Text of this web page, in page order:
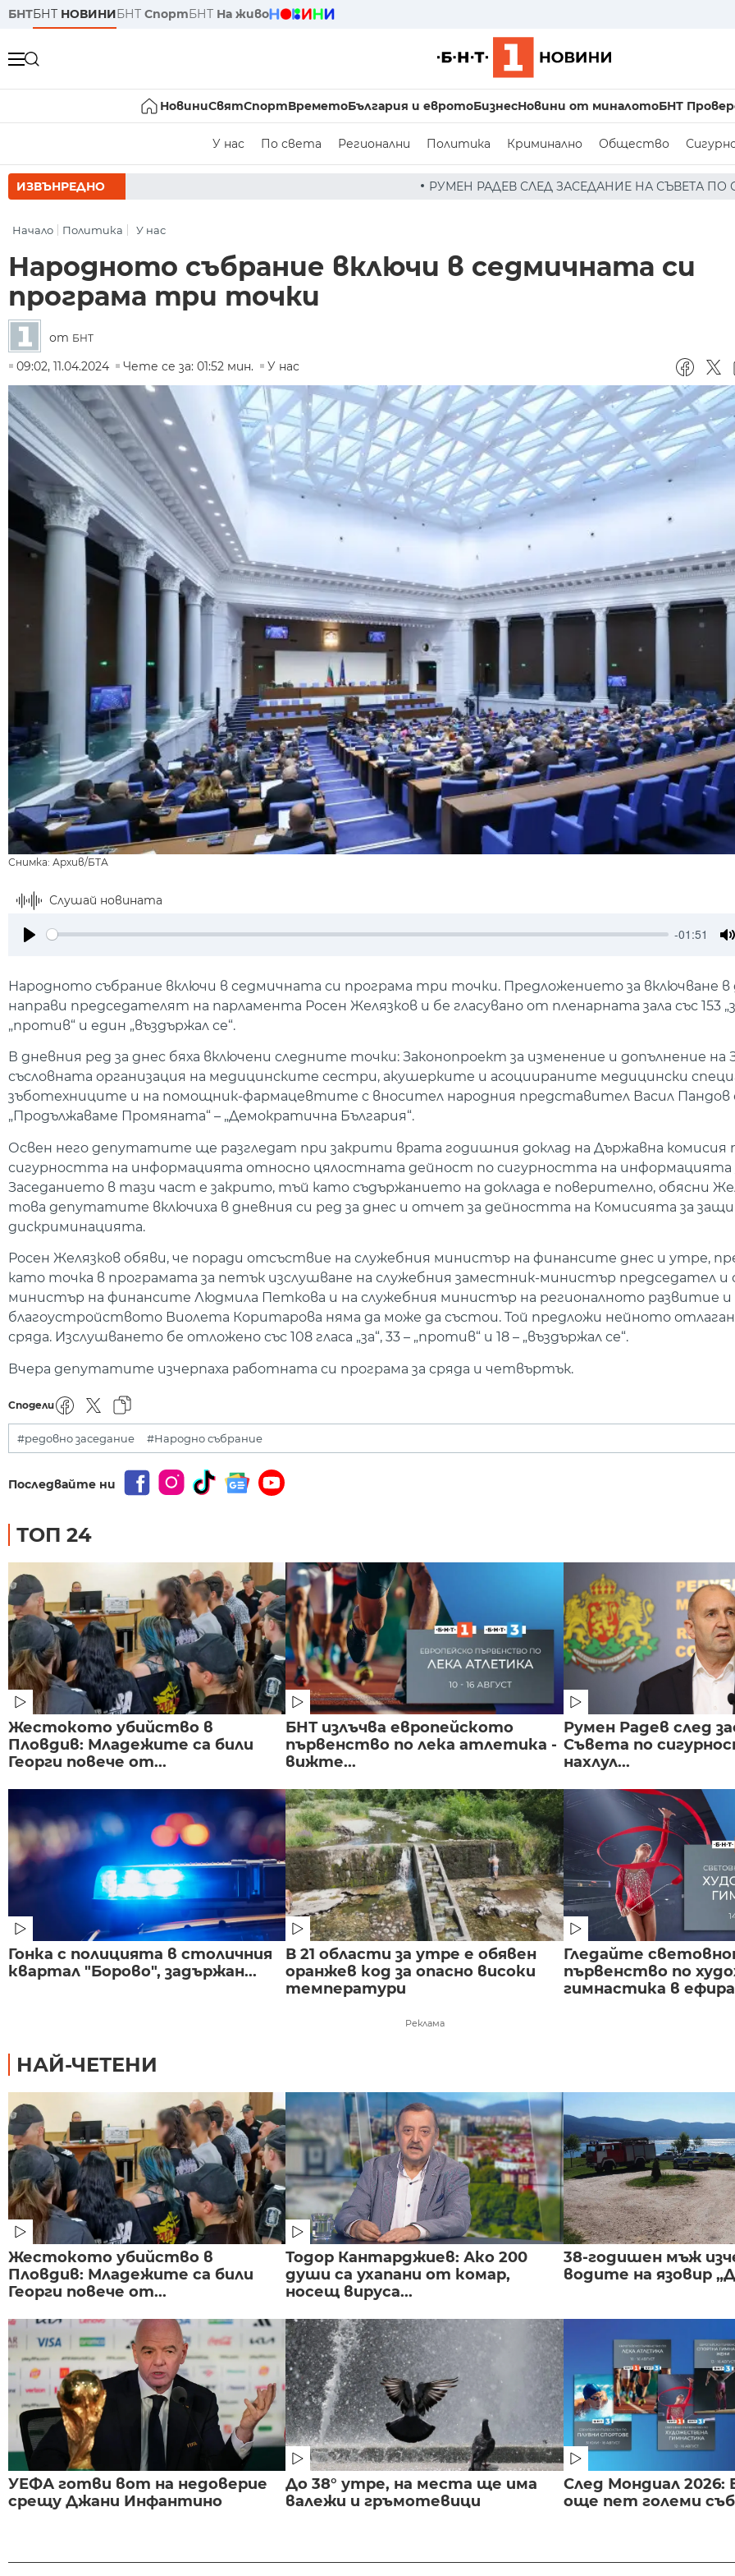
БНТБНТ НОВИНИБНТ СпортБНТ На живо
НовиниСвятСпортВреметоБългария и евротоБизнесНовини от миналотоБНТ
У нас По света Регионални Политика Криминално Общество
ИЗВЪНРЕДНО РУМЕН РАДЕВ СЛЕД ЗАСЕДАНИЕ НА СЪВЕТА ПО СИГУРНОСТТА: ДРОН
Начало Политика У нас
Народното събрание включи в седмичната си
програма три точки
от БНТ
09:02, 11.04.2024
Чете се за: 01:52 мин. У нас
Снимка: Архив/БТА
Слушай новината
-01:51
Народното събрание включи в седмичната си програма три точки. Предложението за включване в
направи председателят на парламента Росен Желязков и бе гласувано от пленарната зала със 153
„против“ и един „въздържал се“.
В дневния ред за днес бяха включени следните точки: Законопроект за изменение и допълнение на
съсловната организация на медицинските сестри, акушерките и асоциираните медицински
зъботехниците и на помощник-фармацевтите с вносител народния представител Васил
„Продължаваме Промяната“ – „Демократична България“.
Освен него депутатите ще разгледат при закрити врата годишния доклад на Държавна комисия
сигурността на информацията относно цялостната дейност по сигурността на информацията
Заседанието в тази част е закрито, тъй като съдържанието на доклада е поверително, обясни
това депутатите включиха в дневния си ред за днес и отчет за дейността на Комисията за
дискриминацията.
Росен Желязков обяви, че поради отсъствие на служебния министър на финансите днес и утре,
като точка в програмата за петък изслушване на служебния заместник-министър председател и
министър на финансите Людмила Петкова и на служебния министър на регионалното развитие и
благоустройството Виолета Коритарова няма да може да състои. Той предложи нейното
сряда. Изслушването бе отложено със 108 гласа „за“, 33 – „против“ и 18 – „въздържал се“.
Вчера депутатите изчерпаха работната си програма за сряда и четвъртък.
Сподели
#редовно заседание #Народно събрание
Последвайте ни
ТОП 24
Жестокото убийство в
Пловдив: Младежите са били
Георги повече от...
БНТ излъчва европейското
първенство по лека атлетика -
вижте...
Румен Радев след
Съвета по
нахлул...
Гонка с полицията в столичния
квартал "Борово", задържан...
В 21 области за утре е обявен
оранжев код за опасно високи
температури
Гледайте
първенство по
гимнастика в
Реклама
НАЙ-ЧЕТЕНИ
Жестокото убийство в
Пловдив: Младежите са били
Георги повече от...
Тодор Кантарджиев: Ако 200
души са ухапани от комар,
носещ вируса...
38-годишен мъж
водите на язовир
УЕФА готви вот на недоверие
срещу Джани Инфантино
До 38° утре, на места ще има
валежи и гръмотевици
След Мондиал 2026:
още пет големи